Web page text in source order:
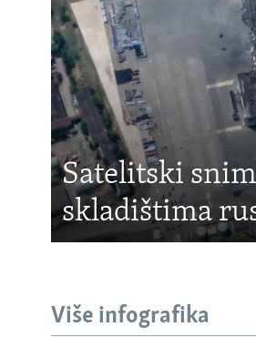
Satelitski
skladištima
Više infografika